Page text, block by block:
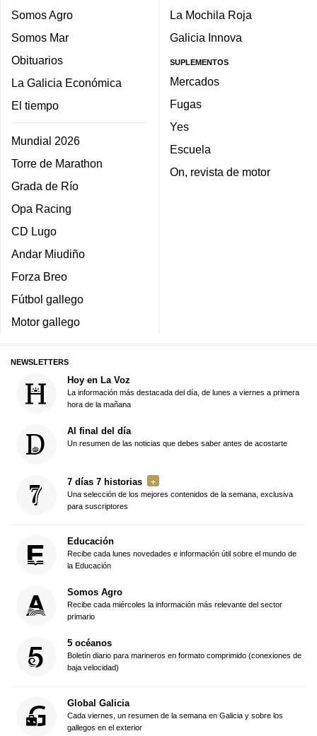
Somos Agro
Somos Mar
Obituarios
La Galicia Económica
El tiempo
Mundial 2026
Torre de Marathon
Grada de Río
Opa Racing
CD Lugo
Andar Miudiño
Forza Breo
Fútbol gallego
Motor gallego
La Mochila Roja
Galicia Innova
SUPLEMENTOS
Mercados
Fugas
Yes
Escuela
On, revista de motor
NEWSLETTERS
Hoy en La Voz
La información más destacada del día, de lunes a viernes a primera
hora de la mañana
Al final del día
Un resumen de las noticias que debes saber antes de acostarte
7 días 7 historias
Una selección de los mejores contenidos de la semana, exclusiva
para suscriptores
Educación
Recibe cada lunes novedades e información útil sobre el mundo de
la Educación
Somos Agro
Recibe cada miércoles la información más relevante del sector
primario
5 océanos
Boletín diario para marineros en formato comprimido (conexiones de
baja velocidad)
Global Galicia
Cada viernes, un resumen de la semana en Galicia y sobre los
gallegos en el exterior